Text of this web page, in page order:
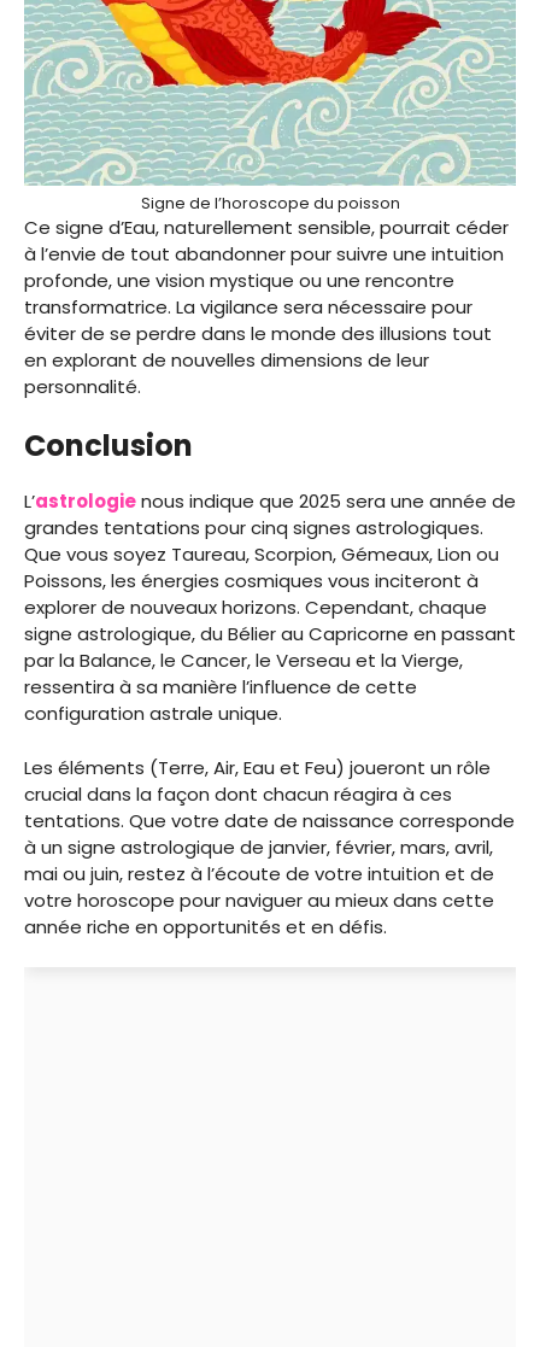
Signe de l’horoscope du poisson
Ce signe d’Eau, naturellement sensible, pourrait céder
à l’envie de tout abandonner pour suivre une intuition
profonde, une vision mystique ou une rencontre
transformatrice. La vigilance sera nécessaire pour
éviter de se perdre dans le monde des illusions tout
en explorant de nouvelles dimensions de leur
personnalité.
Conclusion
L’astrologienous indique que 2025 sera une année de
grandes tentations pour cinq signes astrologiques.
Que vous soyez Taureau, Scorpion, Gémeaux, Lion ou
Poissons, les énergies cosmiques vous inciteront à
explorer de nouveaux horizons. Cependant, chaque
signe astrologique, du Bélier au Capricorne en passant
par la Balance, le Cancer, le Verseau et la Vierge,
ressentira à sa manière l’influence de cette
configuration astrale unique.
Les éléments (Terre, Air, Eau et Feu) joueront un rôle
crucial dans la façon dont chacun réagira à ces
tentations. Que votre date de naissance corresponde
à un signe astrologique de janvier, février, mars, avril,
mai ou juin, restez à l’écoute de votre intuition et de
votre horoscope pour naviguer au mieux dans cette
année riche en opportunités et en défis.